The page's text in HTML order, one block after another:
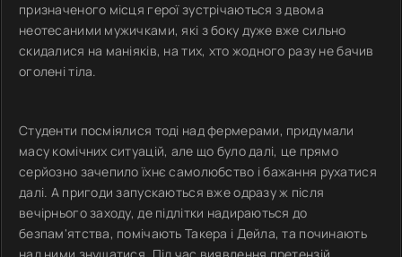
призначеного місця герої зустрічаються з двома
неотесаними мужичками, які з боку дуже вже сильно
скидалися на маніяків, на тих, хто жодного разу не бачив
оголені тіла.
Студенти посміялися тоді над фермерами, придумали
масу комічних ситуацій, але що було далі, це прямо
серйозно зачепило їхнє самолюбство і бажання рухатися
далі. А пригоди запускаються вже одразу ж після
вечірнього заходу, де підлітки надираються до
безпам'ятства, помічають Такера і Дейла, та починають